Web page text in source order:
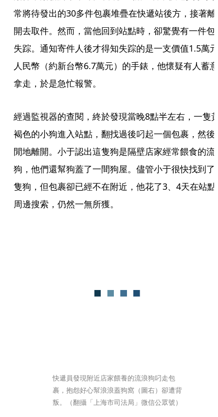
常將待發出的30多件包裹堆疊在快遞站後方，接著離
開去取件。然而，當他回到站點時，卻驚覺有一件包
失踪。通知寄件人後才得知失踪的是一支價值1.5萬元
人民幣（約新台幣6.7萬元）的手錶，他懷疑有人蓄意
拿走，於是急忙報警。
經過監視器的查閱，終於發現當晚8點半左右，一隻
褐色的小狗進入站點，翻找過後叼起一個包裹，然後
閒地離開。小于認出這隻狗是隔壁店家經常餵食的流
狗，他們還幫狗蓋了一間狗屋。儘管小于很快找到了
隻狗，但包裹卻已經不在附近，他花了3、4天在站點
周邊搜索，仍然一無所獲。
快遞員發現附近店家餵養的流浪狗叼走包
裹，抱怨好心幫浪浪蓋狗窩（圖右）卻遭背
叛。（翻攝「上海市司法局」微信公眾號）